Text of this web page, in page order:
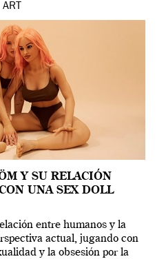
ART
Y SU RELACIÓN
UNA SEX DOLL
entre humanos y la
actual, jugando con
y la obsesión por la